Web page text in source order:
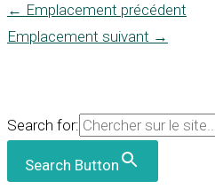
← Emplacement précédent
Emplacement suivant →
Search for:
Search Button